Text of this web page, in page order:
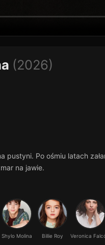
(2026)
pustyni. Po ośmiu latach
na jawie.
Shylo Molina Billie Roy Veronica